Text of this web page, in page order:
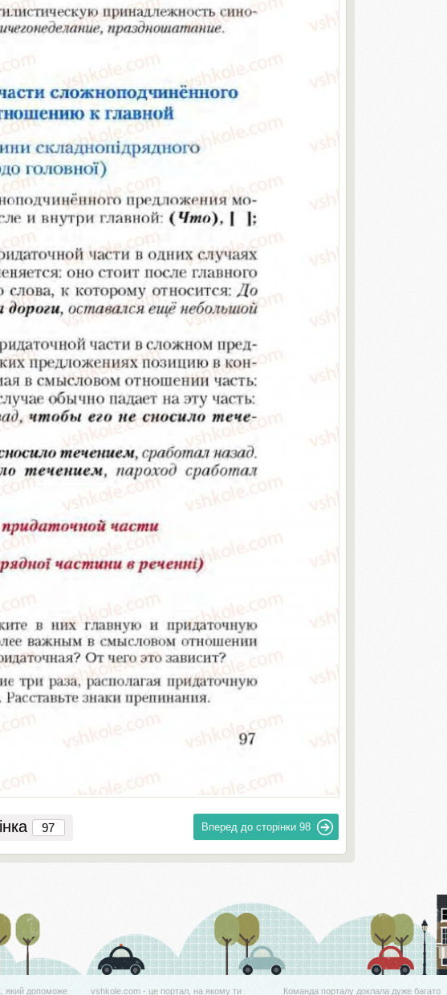
Вперед до сторінки 98
який допоможе vshkole.com - це портал, на якому ти Команда порталу доклала дуже багато